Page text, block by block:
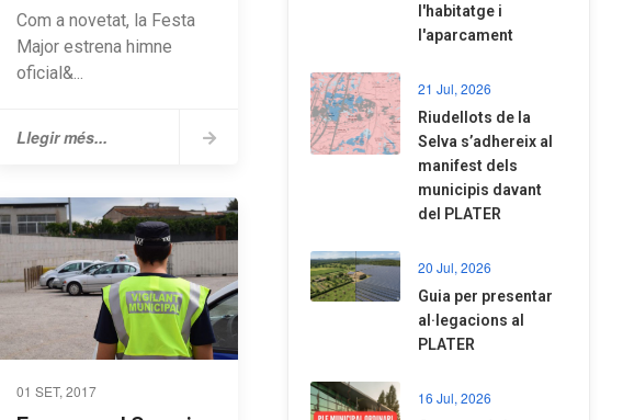
Com a novetat, la Festa
Major estrena himne
oficial&...
Llegir més...
01 SET, 2017
l'habitatge i
l'aparcament
21 Jul, 2026
Riudellots de la
Selva s’adhereix al
manifest dels
municipis davant
del PLATER
20 Jul, 2026
​Guia per presentar
al·legacions al
PLATER
16 Jul, 2026